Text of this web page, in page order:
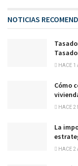
NOTICIAS
HACE 1
Cómo
HACE 2
La
HACE 2